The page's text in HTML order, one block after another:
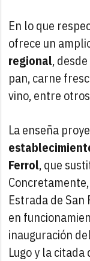
En lo que
ofrece un
regional,
pan, carne
vino, entre
La enseña
Ferrol, que
Estrada de
en
inauguración
Lugo y la citada